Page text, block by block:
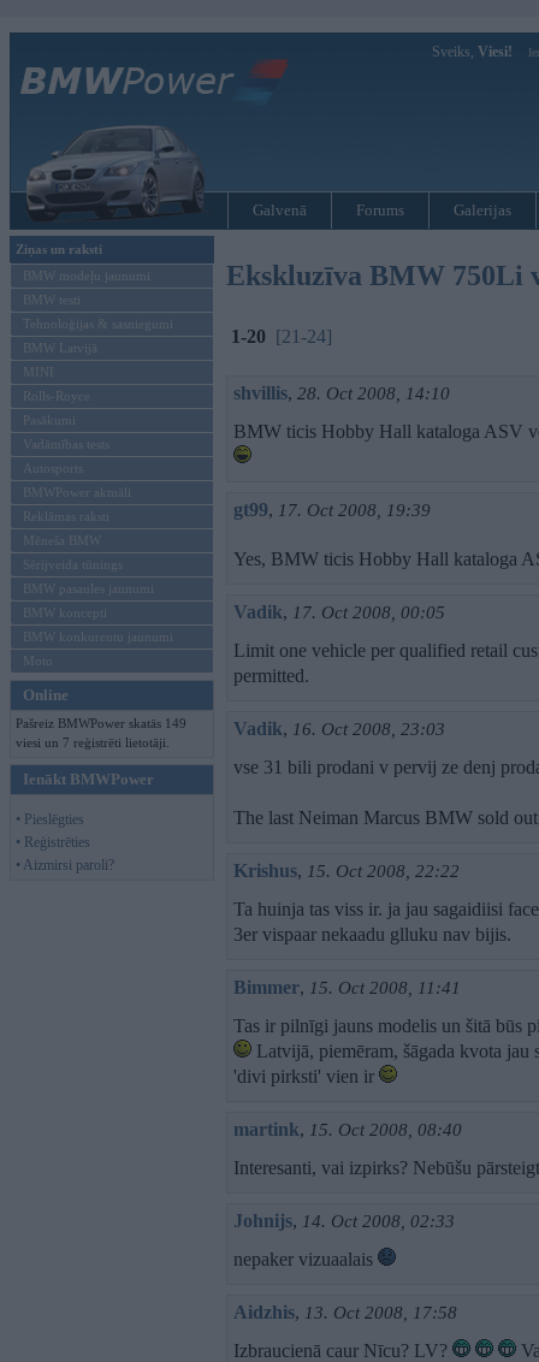
Sveiks, Viesi!
Galvenā Forums Galerijas
Ziņas un raksti
BMW modeļu jaunumi
BMW testi
Tehnoloģijas & sasniegumi
BMW Latvijā
MINI
Rolls-Royce
Pasākumi
Vadāmības tests
Autosports
BMWPower aktuāli
Reklāmas raksti
Mēneša BMW
Sērijveida tūnings
BMW pasaules jaunumi
BMW koncepti
BMW konkurentu jaunumi
Moto
Online
Pašreiz BMWPower skatās 149
viesi un 7 reģistrēti lietotāji.
Ienākt BMWPower
• Pieslēgties
• Reģistrēties
• Aizmirsi paroli?
Ekskluzīva BMW 750Li
1-20 [21-24]
shvillis, 28. Oct 2008, 14:10
BMW ticis Hobby Hall kataloga ASV
gt99, 17. Oct 2008, 19:39
Yes, BMW ticis Hobby Hall kataloga
Vadik, 17. Oct 2008, 00:05
Limit one vehicle per qualified retail
permitted.
Vadik, 16. Oct 2008, 23:03
vse 31 bili prodani v pervij ze denj
The last Neiman Marcus BMW sold
Krishus, 15. Oct 2008, 22:22
Ta huinja tas viss ir. ja jau sagaidiisi
3er vispaar nekaadu glluku nav bijis.
Bimmer, 15. Oct 2008, 11:41
Tas ir pilnīgi jauns modelis un šitā būs
Latvijā, piemēram, šāgada kvota
'divi pirksti' vien ir
martink, 15. Oct 2008, 08:40
Interesanti, vai izpirks? Nebūšu
Johnijs, 14. Oct 2008, 02:33
nepaker vizuaalais
Aidzhis, 13. Oct 2008, 17:58
Izbraucienā caur Nīcu? LV?